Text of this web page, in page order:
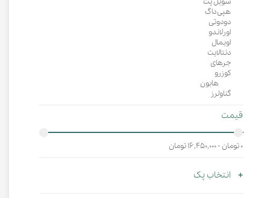
هپی داگ
دودوتی
اورلاندو
اویمال
دنتالایت
جرهای
کوزرو
هابون
گناولرز
قیمت
۰ تومان - ۱۶,۴۵۰,۰۰۰ تومان
انتخاب پک